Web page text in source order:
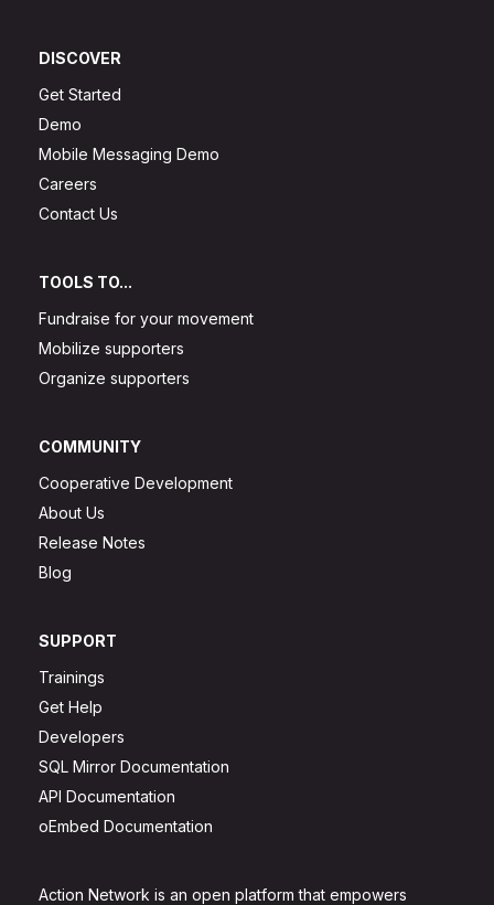
Action Network is an open platform that empowers
DISCOVER
Get Started
Demo
Mobile Messaging Demo
Careers
Contact Us
TOOLS TO...
Fundraise for your movement
Mobilize supporters
Organize supporters
COMMUNITY
Cooperative Development
About Us
Release Notes
Blog
SUPPORT
Trainings
Get Help
Developers
SQL Mirror Documentation
API Documentation
oEmbed Documentation